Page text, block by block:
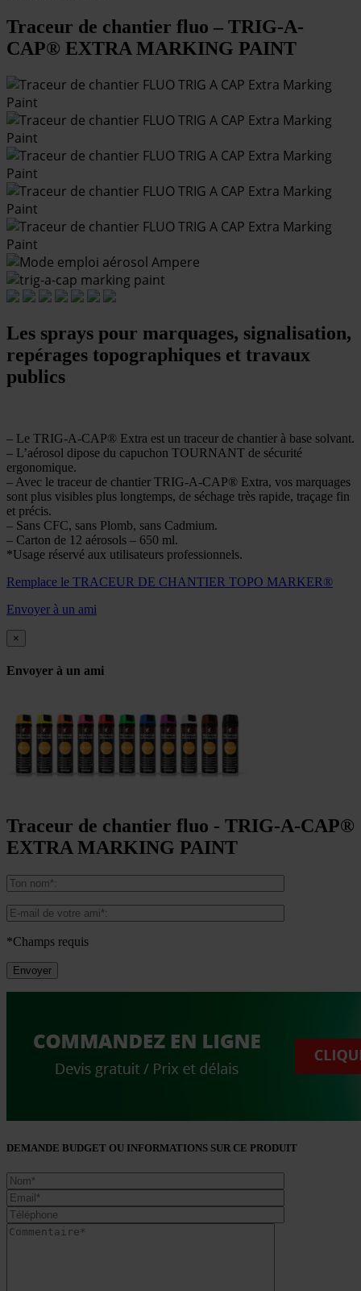
Traceur de chantier fluo – TRIG-A-
CAP® EXTRA MARKING PAINT
Les sprays pour marquages, signalisation,
repérages topographiques et travaux
publics
– Le TRIG-A-CAP® Extra est un traceur de chantier à base solvant.
– L’aérosol dipose du capuchon TOURNANT de sécurité
ergonomique.
– Avec le traceur de chantier TRIG-A-CAP® Extra, vos marquages
sont plus visibles plus longtemps, de séchage très rapide, traçage fin
et précis.
– Sans CFC, sans Plomb, sans Cadmium.
– Carton de 12 aérosols – 650 ml.
*Usage réservé aux utilisateurs professionnels.
Remplace le TRACEUR DE CHANTIER TOPO MARKER®
Envoyer à un ami
×
Envoyer à un ami
Traceur de chantier fluo - TRIG-A-CAP®
EXTRA MARKING PAINT
*Champs requis
DEMANDE BUDGET OU INFORMATIONS SUR CE PRODUIT